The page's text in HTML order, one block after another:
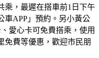
乘，最遲在搭車前1日下午
車APP」預約。另小黃公
愛心卡可免費搭乘，使用
免費等優惠，歡迎市民朋